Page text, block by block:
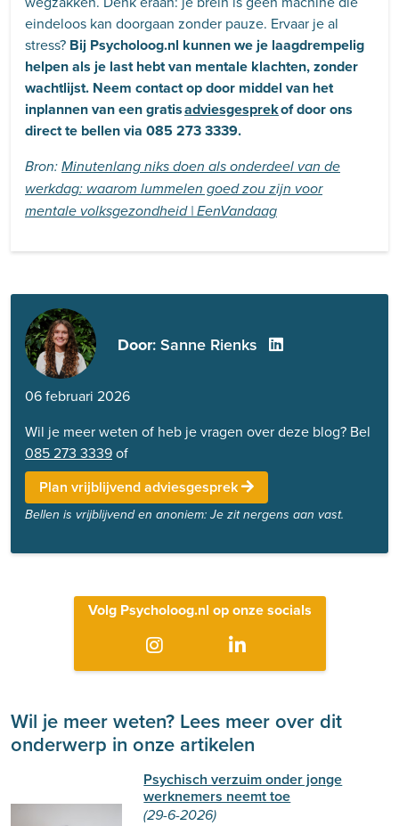
eindeloos kan doorgaan zonder pauze. Ervaar je al
stress? Bij Psycholoog.nl kunnen we je laagdrempelig
helpen als je last hebt van mentale klachten, zonder
wachtlijst. Neem contact op door middel van het
inplannen van een gratisadviesgesprekof door ons
direct te bellen via 085 273 3339.
Bron: Minutenlang niks doen als onderdeel van de
werkdag: waarom lummelen goed zou zijn voor
mentale volksgezondheid | EenVandaag
Door: Sanne Rienks
06 februari 2026
Wil je meer weten of heb je vragen over deze blog? Bel
085 273 3339of
Plan vrijblijvend adviesgesprek
Bellen is vrijblijvend en anoniem: Je zit nergens aan vast.
Volg Psycholoog.nl op onze socials
Wil je meer weten? Lees meer over dit
onderwerp in onze artikelen
Psychisch verzuim onder jonge
werknemers neemt toe
(29-6-2026)